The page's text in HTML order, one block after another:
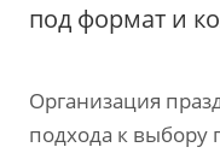
под формат и
Организация
подхода к выбору